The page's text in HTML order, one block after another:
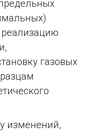
реализацию
газовых
изменений,